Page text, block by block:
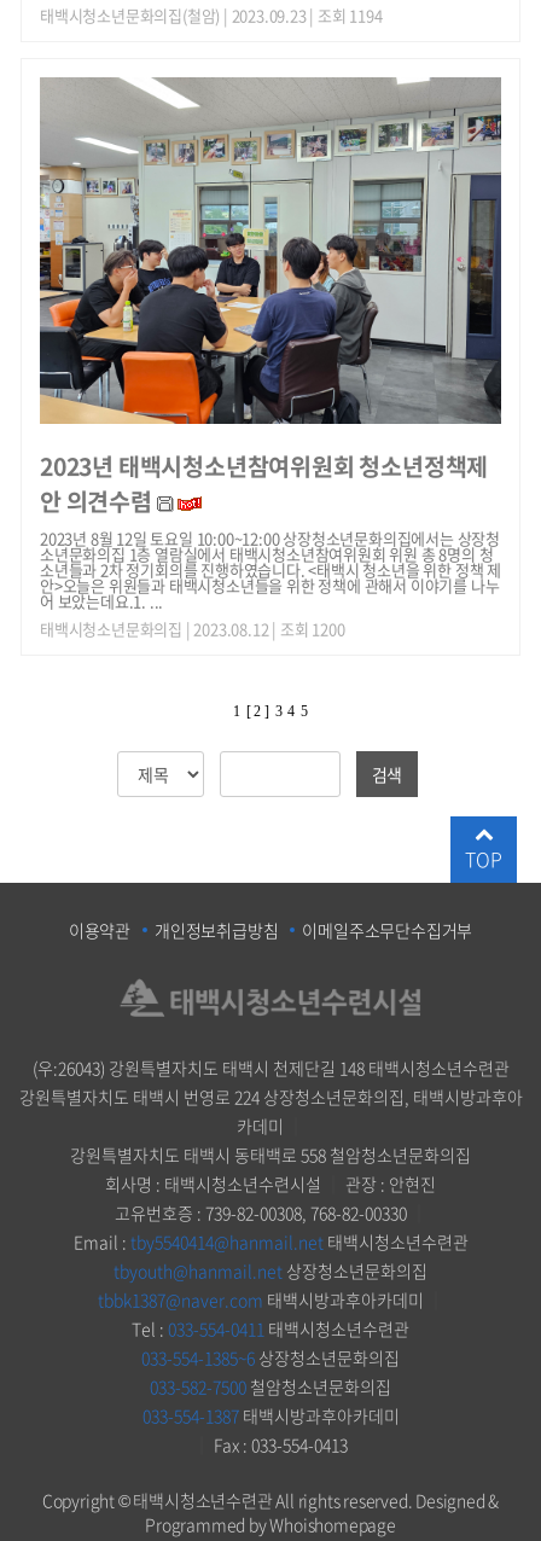
태백시청소년문화의집(철암) | 2023.09.23 | 조회 1194
2023년 태백시청소년참여위원회 청소년정책제
안 의견수렴
2023년 8월 12일 토요일 10:00~12:00 상장청소년문화의집에서는 상장청
소년문화의집 1층 열람실에서 태백시청소년참여위원회 위원 총 8명의 청
소년들과 2차 정기회의를 진행하였습니다. <태백시 청소년을 위한 정책 제
안> ​ 오늘은 위원들과 태백시청소년들을 위한 정책에 관해서 이야기를 나누
어 보았는데요. ​ 1. ...
태백시청소년문화의집 | 2023.08.12 | 조회 1200
1 [ 2 ] 3 4 5
검색
이용약관 개인정보취급방침 이메일주소무단수집거부
(우:26043) 강원특별자치도 태백시 천제단길 148 태백시청소년수련관
강원특별자치도 태백시 번영로 224 상장청소년문화의집, 태백시방과후아
카데미
강원특별자치도 태백시 동태백로 558 철암청소년문화의집
회사명 : 태백시청소년수련시설
관장 : 안현진
고유번호증 : 739-82-00308, 768-82-00330
Email : tby5540414@hanmail.net태백시청소년수련관
tbyouth@hanmail.net 상장청소년문화의집
tbbk1387@naver.com 태백시방과후아카데미
Tel : 033-554-0411 태백시청소년수련관
033-554-1385~6 상장청소년문화의집
033-582-7500 철암청소년문화의집
033-554-1387태백시방과후아카데미
Fax : 033-554-0413
Copyright © 태백시청소년수련관 All rights reserved. Designed &
Programmed by Whoishomepage
TOP